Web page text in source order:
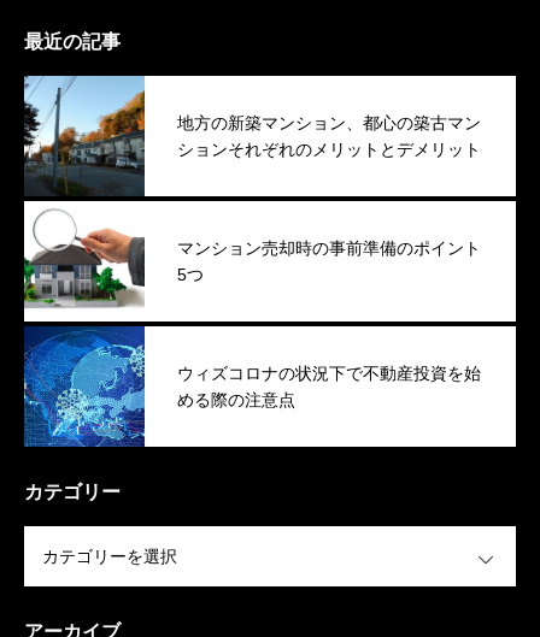
最近の記事
地方の新築マンション、都心の築古マン
ションそれぞれのメリットとデメリット
マンション売却時の事前準備のポイント
5つ
ウィズコロナの状況下で不動産投資を始
める際の注意点
カテゴリー
アーカイブ